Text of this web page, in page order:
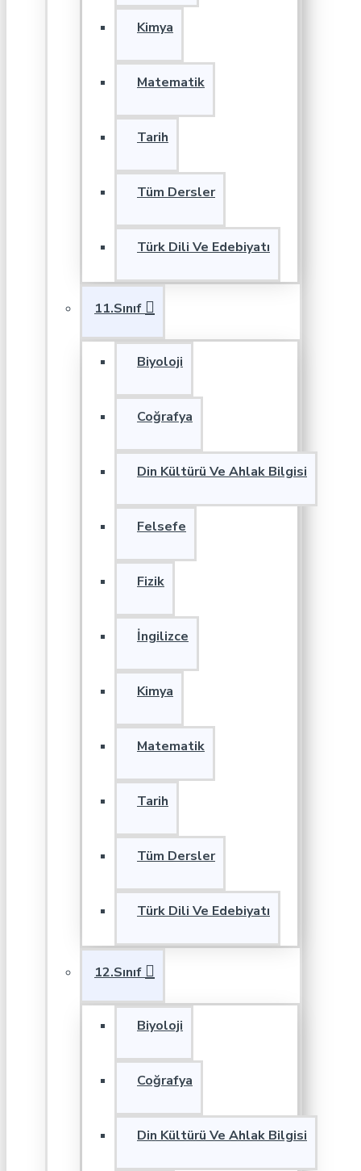
Kimya
Matematik
Tarih
Tüm Dersler
Türk Dili Ve Edebiyatı
11.Sınıf
Biyoloji
Coğrafya
Din Kültürü Ve Ahlak Bilgisi
Felsefe
Fizik
İngilizce
Kimya
Matematik
Tarih
Tüm Dersler
Türk Dili Ve Edebiyatı
12.Sınıf
Biyoloji
Coğrafya
Din Kültürü Ve Ahlak Bilgisi